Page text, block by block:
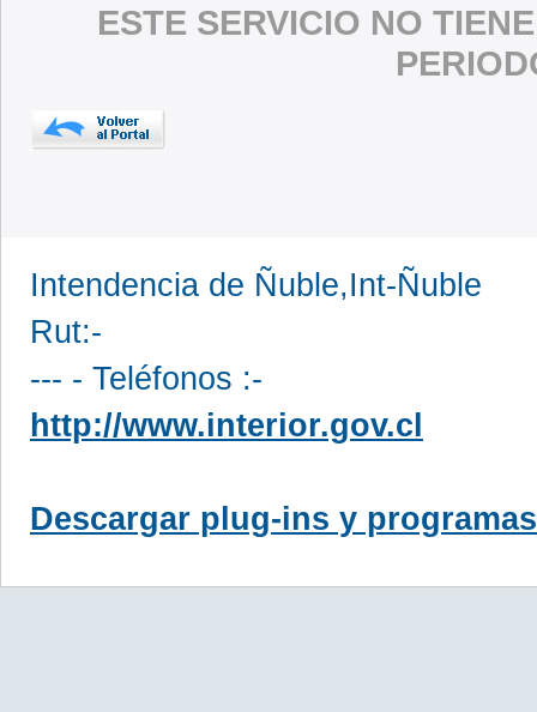
ESTE SERVICIO NO
Intendencia de Ñuble,Int-Ñuble
Rut:-
--- - Teléfonos :-
http://www.interior.gov.cl
Descargar plug-ins y